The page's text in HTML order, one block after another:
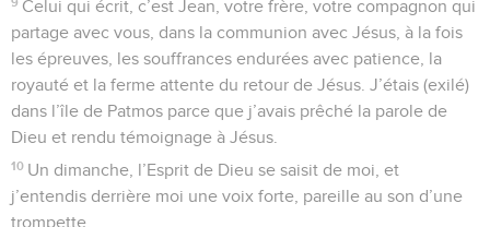
Celui qui écrit, c’est Jean, votre frère, votre compagnon qui
partage avec vous, dans la communion avec Jésus, à la fois
les épreuves, les souffrances endurées avec patience, la
royauté et la ferme attente du retour de Jésus. J’étais (exilé)
dans l’île de Patmos parce que j’avais prêché la parole de
Dieu et rendu témoignage à Jésus.
10 Un dimanche, l’Esprit de Dieu se saisit de moi, et
j’entendis derrière moi une voix forte, pareille au son d’une
trompette.